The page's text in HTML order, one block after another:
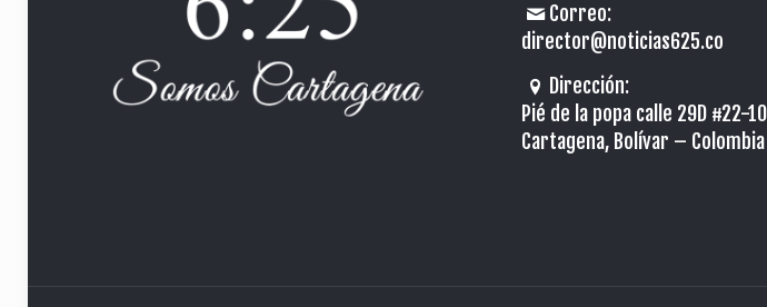
Correo:
director@noticias625.co
Dirección:
Pié de la popa calle 29D #22-
Cartagena, Bolívar – Colombia